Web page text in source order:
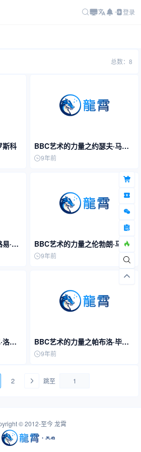
登录
总数：8
斯科
BBC艺术的力量之约瑟夫·马洛
德·威廉·透纳
9年前
·大
BBC艺术的力量之伦勃朗·马尔
曼松·里因
9年前
洛伦
BBC艺术的力量之帕布洛·毕加
索9年前
2 跳至
© 2012-至今龙霄